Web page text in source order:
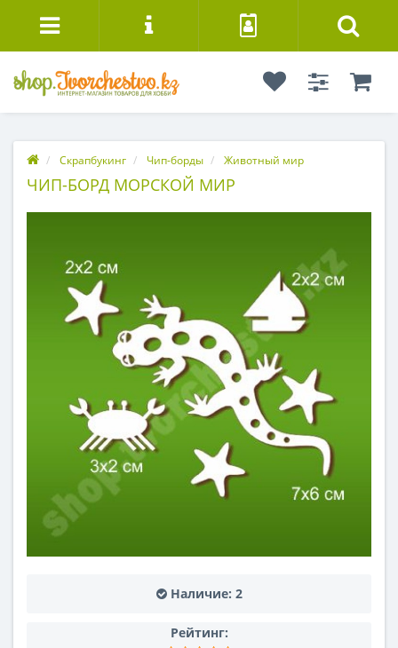
Скрапбукинг Чип-борды Животный мир
ЧИП-БОРД МОРСКОЙ МИР
Наличие: 2
Рейтинг: